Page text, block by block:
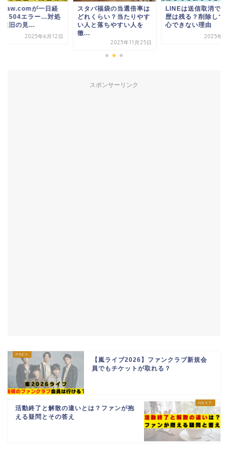
が一日経
も504エラー…対処
復旧の見...
2025年6月12日
スタバ福袋の当選倍率は
どれくらい？当たりやす
い人と落ちやすい人を
徹...
2025年11月25日
LINEは送信取消で
歴は残る？削除して
心できない理由
2025年5
スポンサーリンク
【嵐ライブ2026】ファンクラブ新規会
員でもチケットが取れる？
活動終了と解散の違いとは？ファンが抱
える疑問とその答え